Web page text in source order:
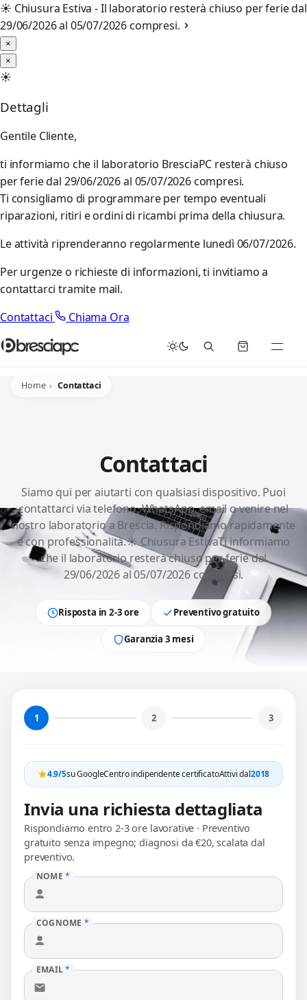
☀️ Chiusura Estiva - Il laboratorio resterà chiuso per ferie dal
29/06/2026 al 05/07/2026 compresi.
×
×
☀️
Dettagli
Gentile Cliente,
ti informiamo che il laboratorio BresciaPC resterà chiuso
per ferie dal 29/06/2026 al 05/07/2026 compresi.
Ti consigliamo di programmare per tempo eventuali
riparazioni, ritiri e ordini di ricambi prima della chiusura.
Le attività riprenderanno regolarmente lunedì 06/07/2026.
Per urgenze o richieste di informazioni, ti invitiamo a
contattarci tramite mail.
Contattaci
Chiama Ora
Home Contattaci
Contattaci
Siamo qui per aiutarti con qualsiasi dispositivo. Puoi
contattarci via telefono, WhatsApp, email o venire nel
nostro laboratorio a Brescia. Rispondiamo rapidamente
e con professionalità.☀️ Chiusura EstivaTi informiamo
che il laboratorio resterà chiuso per ferie dal
29/06/2026 al 05/07/2026 compresi.
Risposta in 2-3 ore Preventivo gratuito
Garanzia 3 mesi
1 2 3
4.9/5su GoogleCentro indipendente certificatoAttivi dal2018
Invia una richiesta dettagliata
Rispondiamo entro 2-3 ore lavorative · Preventivo
gratuito senza impegno; diagnosi da €20, scalata dal
preventivo.
NOME*
COGNOME *
EMAIL*